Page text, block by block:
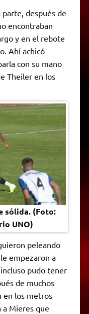
después de
encontraban
y en el rebote
Ahí achicó
con su mano
Theiler en los
sólida. (Foto:
UNO)
peleando
empezaron a
pudo tener
de muchos
en los metros
a Mieres que